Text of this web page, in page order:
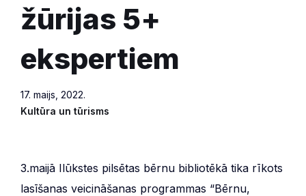
žūrijas 5+
ekspertiem
17. maijs, 2022.
Kultūra un tūrisms
3.maijā Ilūkstes pilsētas bērnu bibliotēkā tika rīkots
lasīšanas veicināšanas programmas “Bērnu,